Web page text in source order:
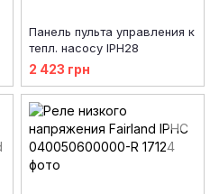
Панель пульта управления к
тепл. насосу IPH28
2 423 грн